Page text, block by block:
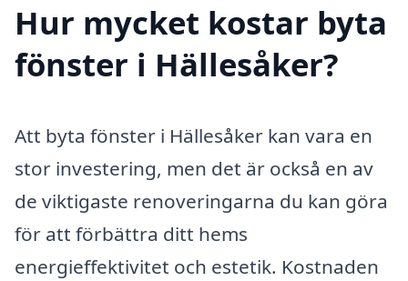
Hur mycket kostar byta
fönster i Hällesåker?
Att byta fönster i Hällesåker kan vara en
stor investering, men det är också en av
de viktigaste renoveringarna du kan göra
för att förbättra ditt hems
energieffektivitet och estetik. Kostnaden